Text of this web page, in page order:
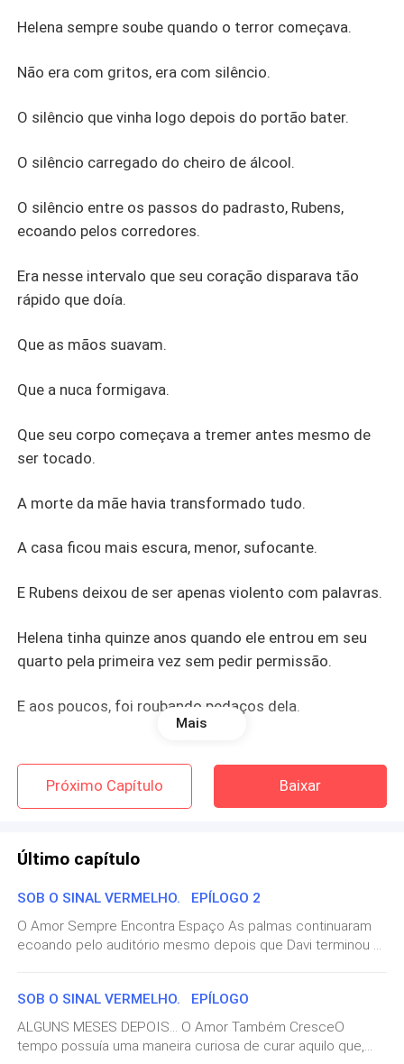
lugares mais inesperados. Prepare-se para uma jornada
Helena sempre soube quando o terror começava.
Não era com gritos, era com silêncio.
O silêncio que vinha logo depois do portão bater.
O silêncio carregado do cheiro de álcool.
O silêncio entre os passos do padrasto, Rubens,
ecoando pelos corredores.
Era nesse intervalo que seu coração disparava tão
rápido que doía.
Que as mãos suavam.
Que a nuca formigava.
Que seu corpo começava a tremer antes mesmo de
ser tocado.
A morte da mãe havia transformado tudo.
A casa ficou mais escura, menor, sufocante.
E Rubens deixou de ser apenas violento com palavras.
Helena tinha quinze anos quando ele entrou em seu
quarto pela primeira vez sem pedir permissão.
E aos poucos, foi roubando pedaços dela.
A voz carregada de insultos.
nela se contasse algo.
Quando ele puxava seu cabelo, o couro cabeludo
Quando apertava seus braços, roxos surgiam por
dias.
Mais
Próximo Capítulo Baixar
Último capítulo
SOB O SINAL VERMELHO. EPÍLOGO 2
O Amor Sempre Encontra Espaço As palmas continuaram
ecoando pelo auditório mesmo depois que Davi terminou a
palco assim que a professora autorizou as crianças a
voltarem para suas famílias. — Pai! Arthur mal teve tempo de
abrir os braços. Davi lançou-se contra ele com toda a força,
fazendo-o rir enquanto o erguia do chão. — Você gostou?
SOB O SINAL VERMELHO. EPÍLOGO
ALGUNS MESES DEPOIS... O Amor Também CresceO
tempo possuía uma maneira curiosa de curar aquilo que,